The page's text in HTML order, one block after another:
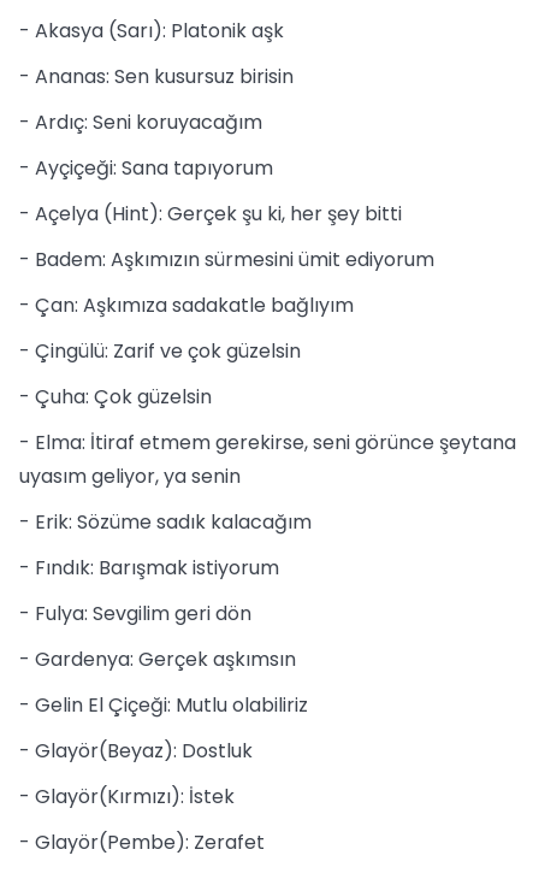
- Akasya (Sarı): Platonik aşk
- Ananas: Sen kusursuz birisin
- Ardıç: Seni koruyacağım
- Ayçiçeği: Sana tapıyorum
- Açelya (Hint): Gerçek şu ki, her şey bitti
- Badem: Aşkımızın sürmesini ümit ediyorum
- Çan: Aşkımıza sadakatle bağlıyım
- Çingülü: Zarif ve çok güzelsin
- Çuha: Çok güzelsin
- Elma: İtiraf etmem gerekirse, seni görünce şeytana
uyasım geliyor, ya senin
- Erik: Sözüme sadık kalacağım
- Fındık: Barışmak istiyorum
- Fulya: Sevgilim geri dön
- Gardenya: Gerçek aşkımsın
- Gelin El Çiçeği: Mutlu olabiliriz
- Glayör(Beyaz): Dostluk
- Glayör(Kırmızı): İstek
- Glayör(Pembe): Zerafet